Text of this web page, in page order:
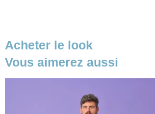
Acheter le look
Vous aimerez aussi